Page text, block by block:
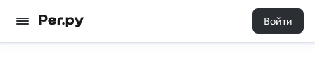
Войти
59 1